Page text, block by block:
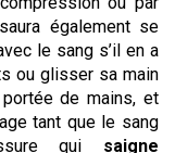
saura également se
le sang s’il en a
ou glisser sa main
de mains, et
tant que le sang
qui saigne